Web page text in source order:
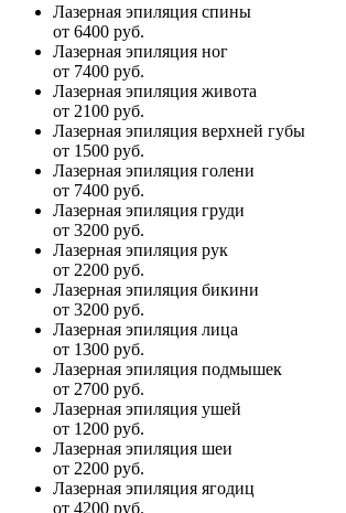
Лазерная эпиляция спины
от 6400 руб.
Лазерная эпиляция ног
от 7400 руб.
Лазерная эпиляция живота
от 2100 руб.
Лазерная эпиляция верхней губы
от 1500 руб.
Лазерная эпиляция голени
от 7400 руб.
Лазерная эпиляция груди
от 3200 руб.
Лазерная эпиляция рук
от 2200 руб.
Лазерная эпиляция бикини
от 3200 руб.
Лазерная эпиляция лица
от 1300 руб.
Лазерная эпиляция подмышек
от 2700 руб.
Лазерная эпиляция ушей
от 1200 руб.
Лазерная эпиляция шеи
от 2200 руб.
Лазерная эпиляция ягодиц
от 4200 руб.